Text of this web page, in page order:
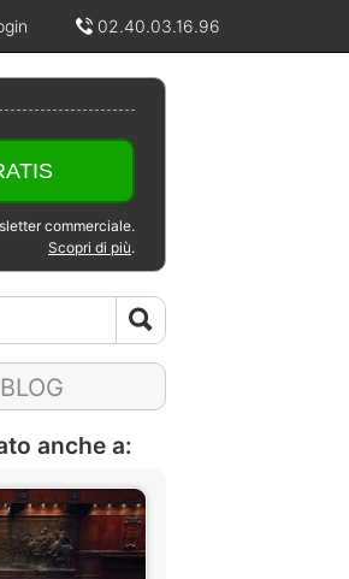
02.40.03.16.96
commerciale.
Scopri di più.
anche a: